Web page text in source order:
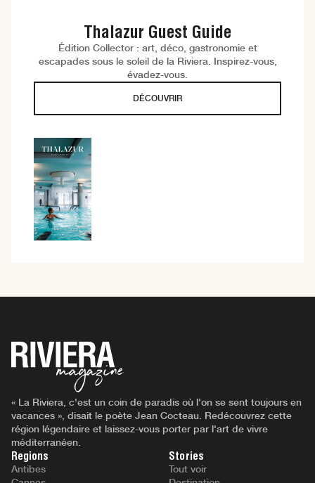
Thalazur Guest Guide
Édition Collector : art, déco, gastronomie et
escapades sous le soleil de la Riviera. Inspirez-vous,
évadez-vous.
DÉCOUVRIR
« La Riviera, c'est un coin de paradis où l'on se sent toujours en
vacances », disait le poète Jean Cocteau. Redécouvrez cette
région légendaire et laissez-vous porter par l'art de vivre
méditerranéen.
Regions
Antibes
Stories
Tout voir